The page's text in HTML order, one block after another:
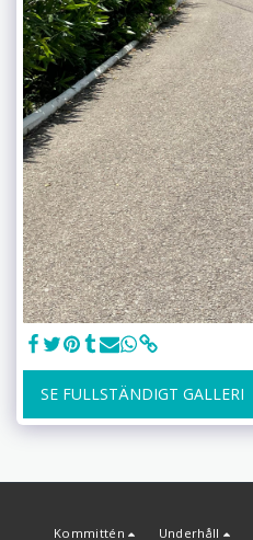
SE FULLSTÄNDIGT GALLERI
Kommittén Underhåll